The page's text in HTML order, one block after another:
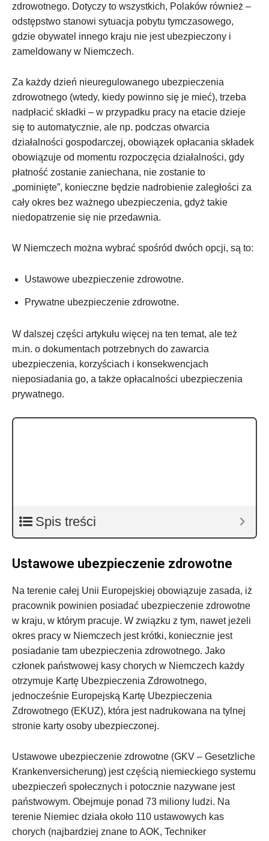
zdrowotnego. Dotyczy to wszystkich, Polaków również –
odstępstwo stanowi sytuacja pobytu tymczasowego,
gdzie obywatel innego kraju nie jest ubezpieczony i
zameldowany w Niemczech.
Za każdy dzień nieuregulowanego ubezpieczenia
zdrowotnego (wtedy, kiedy powinno się je mieć), trzeba
nadpłacić składki – w przypadku pracy na etacie dzieje
się to automatycznie, ale np. podczas otwarcia
działalności gospodarczej, obowiązek opłacania składek
obowiązuje od momentu rozpoczęcia działalności, gdy
płatność zostanie zaniechana, nie zostanie to
„pominięte”, konieczne będzie nadrobienie zaległości za
cały okres bez ważnego ubezpieczenia, gdyż takie
niedopatrzenie się nie przedawnia.
W Niemczech można wybrać spośród dwóch opcji, są to:
Ustawowe ubezpieczenie zdrowotne.
Prywatne ubezpieczenie zdrowotne.
W dalszej części artykułu więcej na ten temat, ale też
m.in. o dokumentach potrzebnych do zawarcia
ubezpieczenia, korzyściach i konsekwencjach
nieposiadania go, a także opłacalności ubezpieczenia
prywatnego.
Spis treści
Ustawowe ubezpieczenie zdrowotne
Na terenie całej Unii Europejskiej obowiązuje zasada, iż
pracownik powinien posiadać ubezpieczenie zdrowotne
w kraju, w którym pracuje. W związku z tym, nawet jeżeli
okres pracy w Niemczech jest krótki, koniecznie jest
posiadanie tam ubezpieczenia zdrowotnego. Jako
członek państwowej kasy chorych w Niemczech każdy
otrzymuje Kartę Ubezpieczenia Zdrowotnego,
jednocześnie Europejską Kartę Ubezpieczenia
Zdrowotnego (EKUZ), która jest nadrukowana na tylnej
stronie karty osoby ubezpieczonej.
Ustawowe ubezpieczenie zdrowotne (GKV – Gesetzliche
Krankenversicherung) jest częścią niemieckiego systemu
ubezpieczeń społecznych i potocznie nazywane jest
państwowym. Obejmuje ponad 73 miliony ludzi. Na
terenie Niemiec działa około 110 ustawowych kas
chorych (najbardziej znane to AOK, Techniker